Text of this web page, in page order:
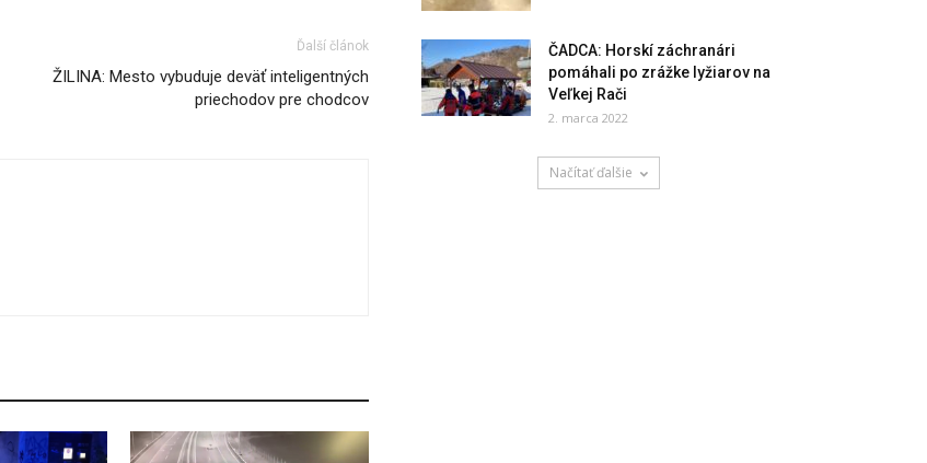
Ďalší článok
ŽILINA: Mesto vybuduje deväť inteligentných
priechodov pre chodcov
ČADCA: Horskí záchranári
pomáhali po zrážke lyžiarov na
Veľkej Rači
2. marca 2022
Načítať ďalšie